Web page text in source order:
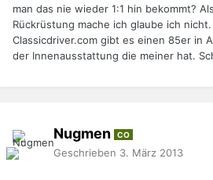
man das nie wieder 1:1 hin bekommt?
Rückrüstung mache ich glaube ich
Classicdriver.com gibt es einen 85er in
der Innenausstattung die meiner hat.
Nugmen CO
Geschrieben 3. März 2013